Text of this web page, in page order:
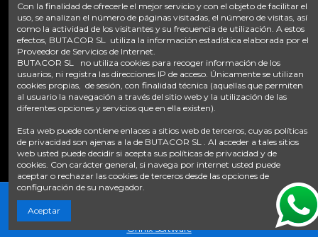
Enlaces
Inicio Sobre nosotros Contacte con nosotros
Aviso legal
Política de privacidad
Tratamiento de datos
Términos y condiciones
Plazos de envío
Contáctanos
638 28 57 85
info@fontacor.com
© FONTACOR
2026 Todos los derechos reservados. | Desarrollado por
Onnix Software
Con la finalidad de ofrecerle el mejor servicio y con el objeto de facilitar el
uso, se analizan el número de páginas visitadas, el número de visitas, así
como la actividad de los visitantes y su frecuencia de utilización. A estos
efectos, BUTACOR SL utiliza la información estadística elaborada por el
Proveedor de Servicios de Internet.
BUTACOR SL no utiliza cookies para recoger información de los
usuarios, ni registra las direcciones IP de acceso. Únicamente se utilizan
cookies propias, de sesión, con finalidad técnica (aquellas que permiten
al usuario la navegación a través del sitio web y la utilización de las
diferentes opciones y servicios que en ella existen).
Esta web puede contiene enlaces a sitios web de terceros, cuyas políticas
de privacidad son ajenas a la de BUTACOR SL . Al acceder a tales sitios
web usted puede decidir si acepta sus políticas de privacidad y de
cookies. Con carácter general, si navega por internet usted puede
aceptar o rechazar las cookies de terceros desde las opciones de
configuración de su navegador.
Aceptar